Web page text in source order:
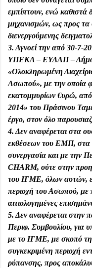
εμπίπτουν, ενώ καθιστά
μηχανισμών, ως προς τα
διενεργούμενης
3. Αγνοεί την από 30-7-
ΥΠΕΚΑ – ΕΥΔΑΠ –
«Ολοκληρωμένη
Ασωπού», με την οποία
εκατομμυρίων €υρώ,
2014» του Πράσινου
έργο, στον όλο
4. Δεν αναφέρεται στα
εκθέσεων του ΕΜΠ, στα
συνεργασία και με την
CHARM, ούτε στην
του ΙΓΜΕ, όλων αυτών,
περιοχή του Ασωπού, με
αιτιολογημένες
5. Δεν αναφέρεται στην
Περιφ. Συμβουλίου, για
με το ΙΓΜΕ, με σκοπό
συγκεκριμένη περιοχή
ρύπανσης, προς